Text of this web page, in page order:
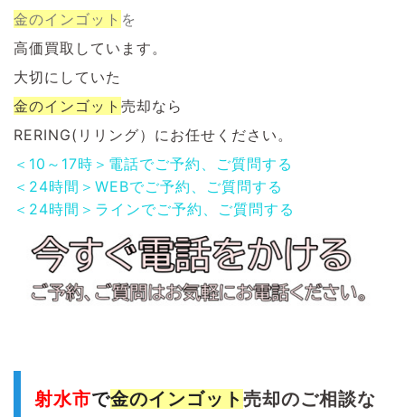
金のインゴット を
高価買取しています。
大切にしていた
金のインゴット 売却なら
RERING(リリング）にお任せください。
＜10～17時＞電話でご予約、ご質問する
＜24時間＞WEBでご予約、ご質問する
＜24時間＞ラインでご予約、ご質問する
射水市で金のインゴット 売却のご相談な